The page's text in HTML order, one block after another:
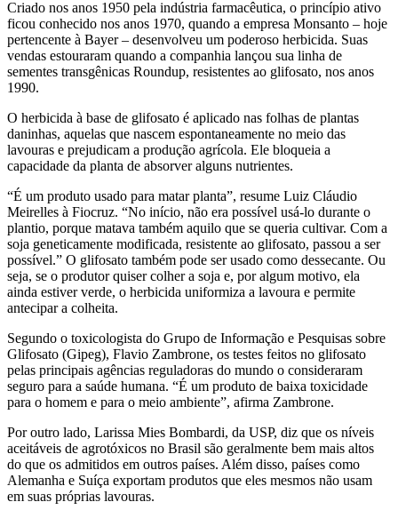
Criado nos anos 1950 pela indústria farmacêutica, o princípio ativo
ficou conhecido nos anos 1970, quando a empresa Monsanto – hoje
pertencente à Bayer – desenvolveu um poderoso herbicida. Suas
vendas estouraram quando a companhia lançou sua linha de
sementes transgênicas Roundup, resistentes ao glifosato, nos anos
1990.
O herbicida à base de glifosato é aplicado nas folhas de plantas
daninhas, aquelas que nascem espontaneamente no meio das
lavouras e prejudicam a produção agrícola. Ele bloqueia a
capacidade da planta de absorver alguns nutrientes.
“É um produto usado para matar planta”, resume Luiz Cláudio
Meirelles à Fiocruz. “No início, não era possível usá-lo durante o
plantio, porque matava também aquilo que se queria cultivar. Com a
soja geneticamente modificada, resistente ao glifosato, passou a ser
possível.” O glifosato também pode ser usado como dessecante. Ou
seja, se o produtor quiser colher a soja e, por algum motivo, ela
ainda estiver verde, o herbicida uniformiza a lavoura e permite
antecipar a colheita.
Segundo o toxicologista do Grupo de Informação e Pesquisas sobre
Glifosato (Gipeg), Flavio Zambrone, os testes feitos no glifosato
pelas principais agências reguladoras do mundo o consideraram
seguro para a saúde humana. “É um produto de baixa toxicidade
para o homem e para o meio ambiente”, afirma Zambrone.
Por outro lado, Larissa Mies Bombardi, da USP, diz que os níveis
aceitáveis de agrotóxicos no Brasil são geralmente bem mais altos
do que os admitidos em outros países. Além disso, países como
Alemanha e Suíça exportam produtos que eles mesmos não usam
em suas próprias lavouras.